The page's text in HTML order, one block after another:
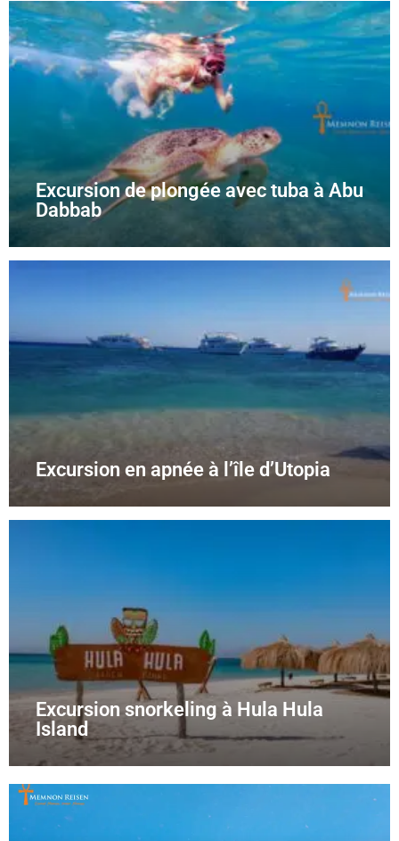
Excursion de plongée avec tuba à Abu
Dabbab
Excursion en apnée à l’île d’Utopia
Excursion snorkeling à Hula Hula
Island